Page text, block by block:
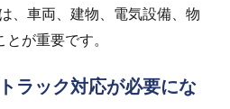
、車両、建物、電気設備、物
が重要です。
ラック対応が必要にな